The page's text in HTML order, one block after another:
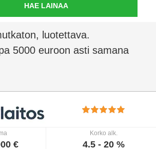
HAE LAINAA
luotettava.
5000 euroon asti samana
€
Korko alk.
4.5 - 20 %